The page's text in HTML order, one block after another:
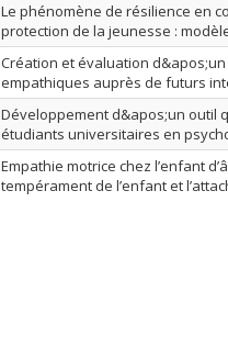
Le phénomène de résilience en
protection de la jeunesse :
Création et évaluation
empathiques auprès de futurs
Développement d&apos;un outil
étudiants universitaires en
Empathie motrice chez l’enfant
tempérament de l’enfant et